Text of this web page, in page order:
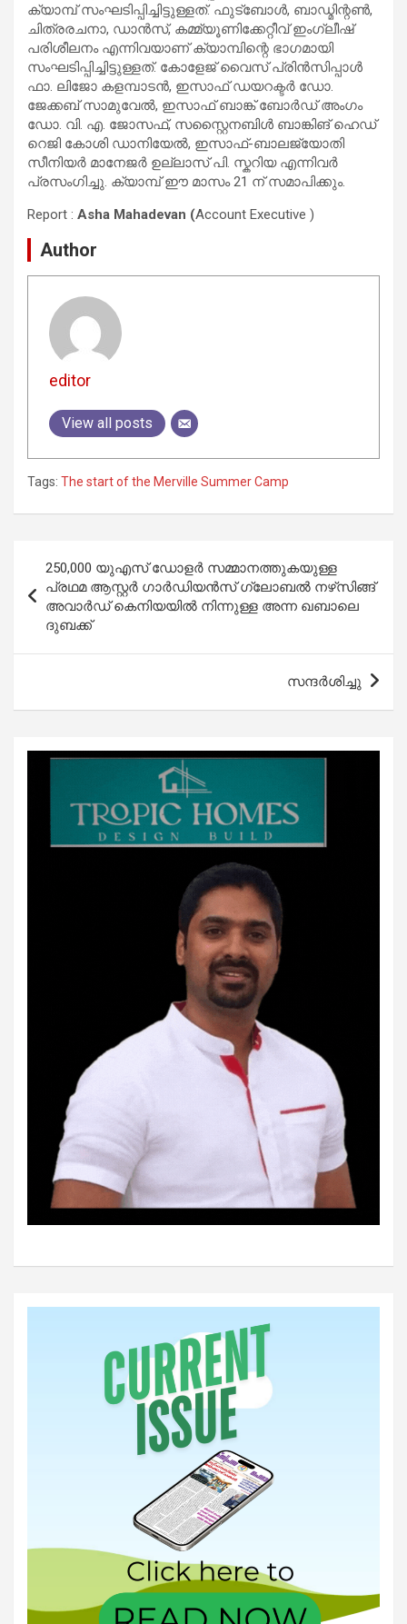
ക്യാമ്പ് സംഘടിപ്പിച്ചിട്ടുള്ളത്. ഫുട്ബോൾ, ബാഡ്മിന്റൺ,
ചിത്രരചനാ, ഡാൻസ്, കമ്മ്യൂണിക്കേറ്റീവ് ഇംഗ്ലീഷ്
പരിശീലനം എന്നിവയാണ് ക്യാമ്പിന്റെ ഭാഗമായി
സംഘടിപ്പിച്ചിട്ടുള്ളത്. കോളേജ് വൈസ് പ്രിൻസിപ്പാൾ
ഫാ. ലിജോ കളമ്പാടൻ, ഇസാഫ് ഡയറക്ടർ ഡോ.
ജേക്കബ് സാമുവേൽ, ഇസാഫ് ബാങ്ക് ബോർഡ് അംഗം
ഡോ. വി. എ. ജോസഫ്, സസ്റ്റൈനബിൾ ബാങ്കിങ് ഹെഡ്
റെജി കോശി ഡാനിയേൽ, ഇസാഫ്-ബാലജ്യോതി
സീനിയർ മാനേജർ ഉല്ലാസ് പി. സ്കറിയ എന്നിവർ
പ്രസംഗിച്ചു. ക്യാമ്പ് ഈ മാസം 21 ന് സമാപിക്കും.
Report : Asha Mahadevan (Account Executive )
Author
editor
View all posts
Tags: The start of the Merville Summer Camp
navigation
250,000 യുഎസ് ഡോളര്‍ സമ്മാനത്തുകയുള്ള
പ്രഥമ ആസ്റ്റര്‍ ഗാര്‍ഡിയന്‍സ് ഗ്ലോബല്‍ നഴ്‌സിങ്ങ്
അവാര്‍ഡ് കെനിയയില്‍ നിന്നുള്ള അന്ന ഖബാലെ
ദുബക്ക്
സന്ദര്‍ശിച്ചു